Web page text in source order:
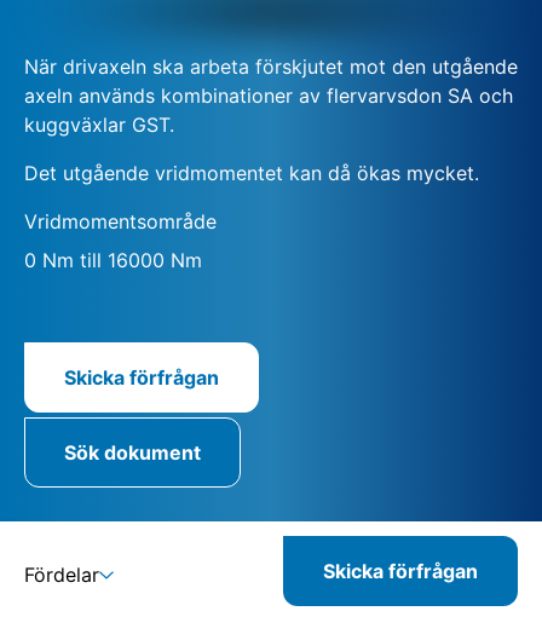
När drivaxeln ska arbeta förskjutet mot den utgående
axeln används kombinationer av flervarvsdon SA och
kuggväxlar GST.
Det utgående vridmomentet kan då ökas mycket.
Vridmomentsområde
0 Nm till 16000 Nm
Skicka förfrågan
Sök dokument
Fördelar Skicka förfrågan